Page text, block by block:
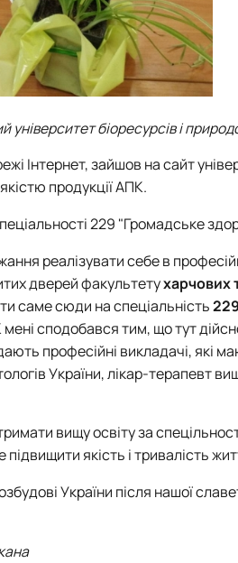
університет біоресурсів і
Інтернет, зайшов на сайт
продукції АПК.
229 "Громадське
реалізувати себе в
дверей факультетухарчових
саме сюди на спеціальність
мені сподобався тим, що тут
професійні викладачі,
України, лікар-терапевт
вищу освіту за
якість і тривалість
України після нашої